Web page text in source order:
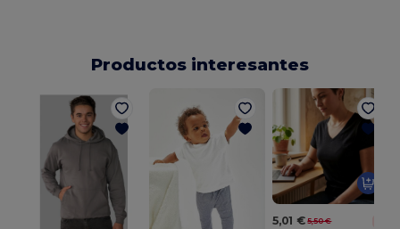
Productos interesantes
5,01 € 5,50 €